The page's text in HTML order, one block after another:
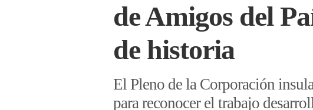
de Amigos del
de historia
El Pleno de la Corporación
para reconocer el trabajo